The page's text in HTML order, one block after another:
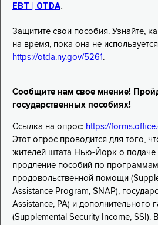
EBT | OTDA.
Защитите свои пособия. Узнайте,
на время, пока она не
https://otda.ny.gov/5261 .
Сообщите нам свое мнение!
государственных пособиях!
Ссылка на опрос: https://
Этот опрос проводится для того,
жителей штата Нью-Йорк о подаче
продление пособий по
продовольственной помощи
Assistance Program, SNAP),
Assistance, PA) и дополнительного
(Supplemental Security Income, SSI).